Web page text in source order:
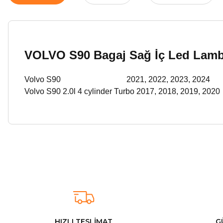
VOLVO S90 Bagaj Sağ İç Led
Volvo S90
2021, 2022, 2023, 2024
Volvo S90 2.0l 4 cylinder Turbo 2017, 2018, 2019, 2020
T... Ç... | 15/01/2026